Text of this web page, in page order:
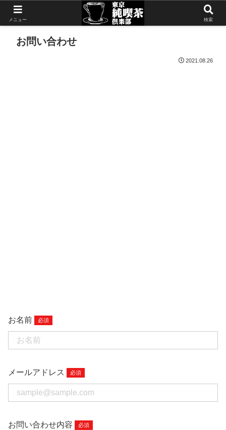
お問い合わせ
2021.08.26
お名前
メールアドレス
お問い合わせ内容
メニュー 検索